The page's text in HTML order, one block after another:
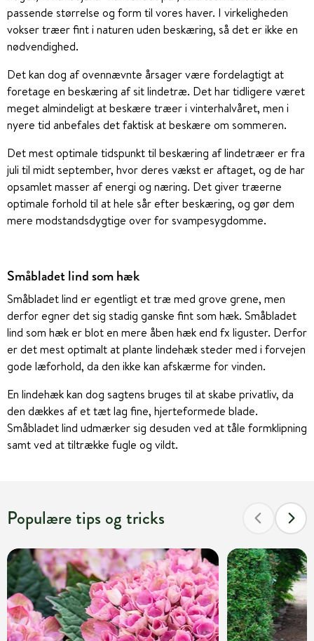
passende størrelse og form til vores haver. I virkeligheden
vokser træer fint i naturen uden beskæring, så det er ikke en
nødvendighed.
Det kan dog af ovennævnte årsager være fordelagtigt at
foretage en beskæring af sit lindetræ. Det har tidligere været
meget almindeligt at beskære træer i vinterhalvåret, men i
nyere tid anbefales det faktisk at beskære om sommeren.
Det mest optimale tidspunkt til beskæring af lindetræer er fra
juli til midt september, hvor deres vækst er aftaget, og de har
opsamlet masser af energi og næring. Det giver træerne
optimale forhold til at hele sår efter beskæring, og gør dem
mere modstandsdygtige over for svampesygdomme.
Småbladet lind som hæk
Småbladet lind er egentligt et træ med grove grene, men
derfor egner det sig stadig ganske fint som hæk. Småbladet
lind som hæk er blot en mere åben hæk end fx liguster. Derfor
er det mest optimalt at plante lindehæk steder med i forvejen
gode læforhold, da den ikke kan afskærme for vinden.
En lindehæk kan dog sagtens bruges til at skabe privatliv, da
den dækkes af et tæt lag fine, hjerteformede blade.
Småbladet lind udmærker sig desuden ved at tåle formklipning
samt ved at tiltrække fugle og vildt.
Populære tips og tricks